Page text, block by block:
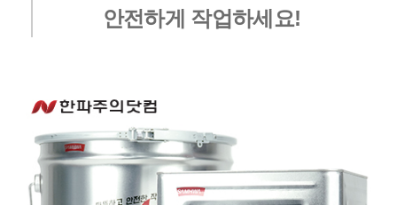
안전하게 작업하세요!